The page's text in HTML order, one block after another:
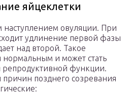
яйцеклетки
наступлением овуляции. При
удлинение первой фазы
над второй. Такое
нормальным и может стать
функции.
позднего созревания